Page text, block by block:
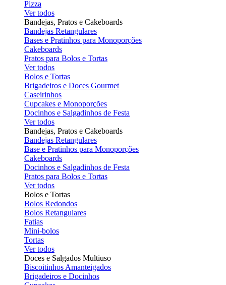
Pizza
Ver todos
Bandejas, Pratos e Cakeboards
Bandejas Retangulares
Bases e Pratinhos para Monoporções
Cakeboards
Pratos para Bolos e Tortas
Ver todos
Bolos e Tortas
Brigadeiros e Doces Gourmet
Caseirinhos
Cupcakes e Monoporções
Docinhos e Salgadinhos de Festa
Ver todos
Bandejas, Pratos e Cakeboards
Bandejas Retangulares
Base e Pratinhos para Monoporções
Cakeboards
Docinhos e Salgadinhos de Festa
Pratos para Bolos e Tortas
Ver todos
Bolos e Tortas
Bolos Redondos
Bolos Retangulares
Fatias
Mini-bolos
Tortas
Ver todos
Doces e Salgados Multiuso
Biscoitinhos Amanteigados
Brigadeiros e Docinhos